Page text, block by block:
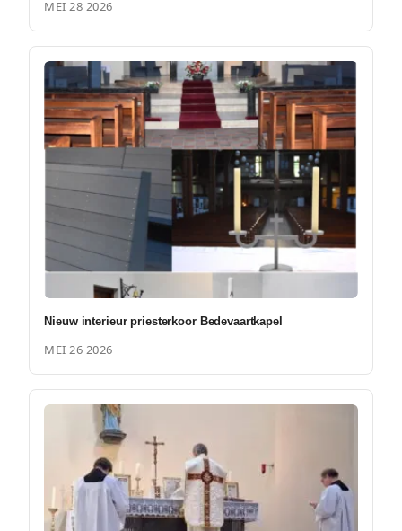
MEI 28 2026
Nieuw interieur priesterkoor Bedevaartkapel
MEI 26 2026